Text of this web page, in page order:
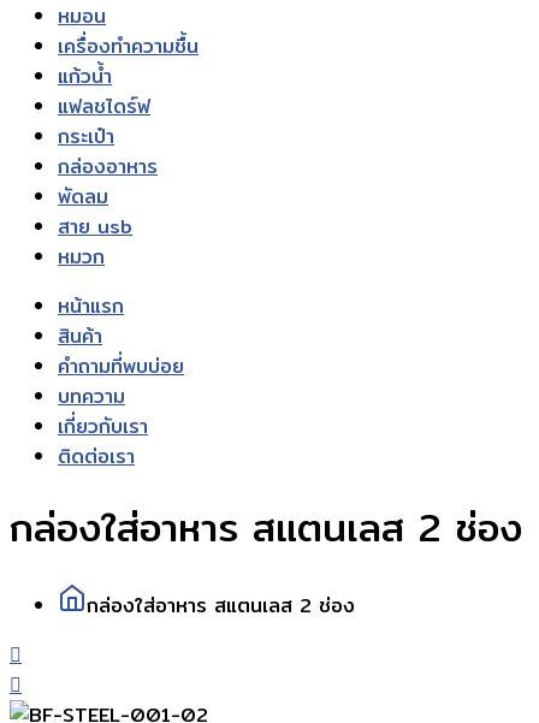
หมอน
เครื่องทำความชื้น
แก้วน้ำ
แฟลชไดร์ฟ
กระเป๋า
กล่องอาหาร
พัดลม
สาย usb
หมวก
หน้าแรก
สินค้า
คำถามที่พบบ่อย
บทความ
เกี่ยวกับเรา
ติดต่อเรา
กล่องใส่อาหาร สแตนเลส 2 ช่อง
กล่องใส่อาหาร สแตนเลส 2 ช่อง